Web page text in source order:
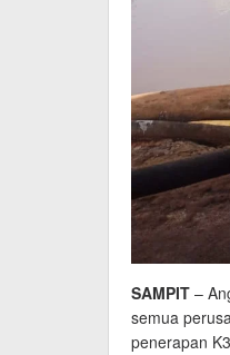
SAMPIT –
semua
penerapan